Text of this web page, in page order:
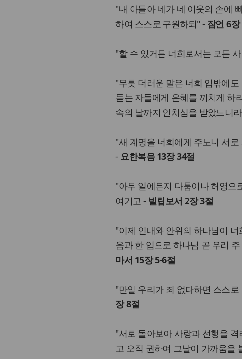
"내 아들아 네가 네 이웃의 손에
하여 스스로 구원하되" - 잠언 6장
"할 수 있거든 너희로서는 모든
"무릇 더러운 말은 너희 입밖에
듣는 자들에게 은혜를 끼치게 하
속의 날까지 인치심을 받았느니
"새 계명을 너희에게 주노니 서
- 요한복음 13장 34절
"아무 일에든지 다툼이나 허영으
여기고 - 빌립보서 2장 3절
"이제 인내와 안위의 하나님이
음과 한 입으로 하나님 곧 우리
마서 15장 5-6절
"만일 우리가 죄 없다하면 스스
장 8절
"서로 돌아보아 사랑과 선행을
고 오직 권하여 그날이 가까움을